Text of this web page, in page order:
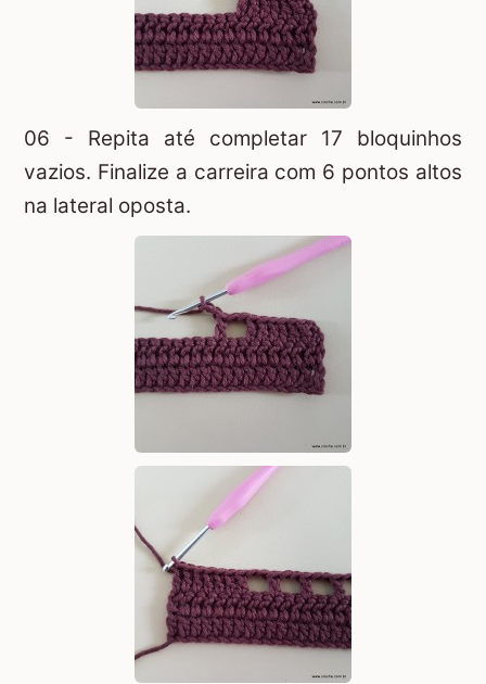
06 - Repita até completar 17 bloquinhos
vazios. Finalize a carreira com 6 pontos altos
na lateral oposta.